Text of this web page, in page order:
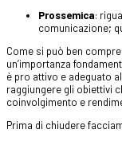
Prossemica:
comunicazione;
Come si può ben
un’importanza
è pro attivo e adeguato
raggiungere gli obiettivi
coinvolgimento e
Prima di chiudere